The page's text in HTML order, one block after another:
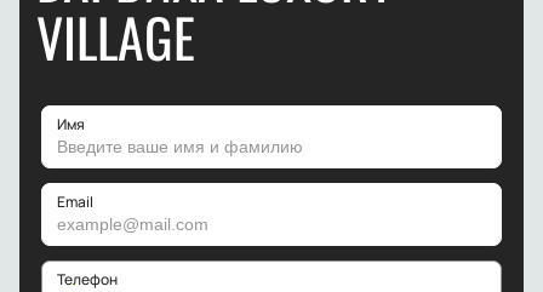
VILLAGE
Имя
Email
Телефон